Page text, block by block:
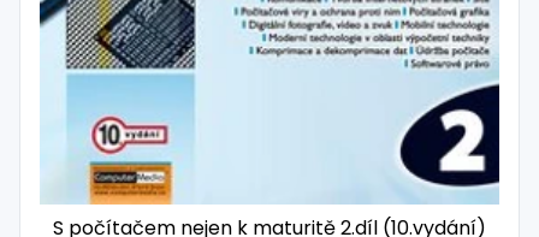
S počítačem nejen k maturitě 2.díl (10.vydání)